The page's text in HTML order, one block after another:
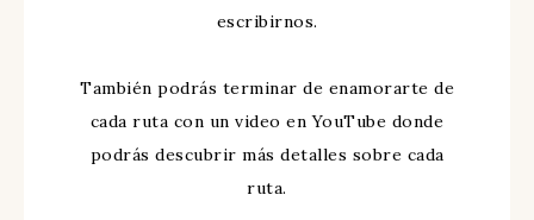
escribirnos.
También podrás terminar de enamorarte de
cada ruta con un video en YouTube donde
podrás descubrir más detalles sobre cada
ruta.